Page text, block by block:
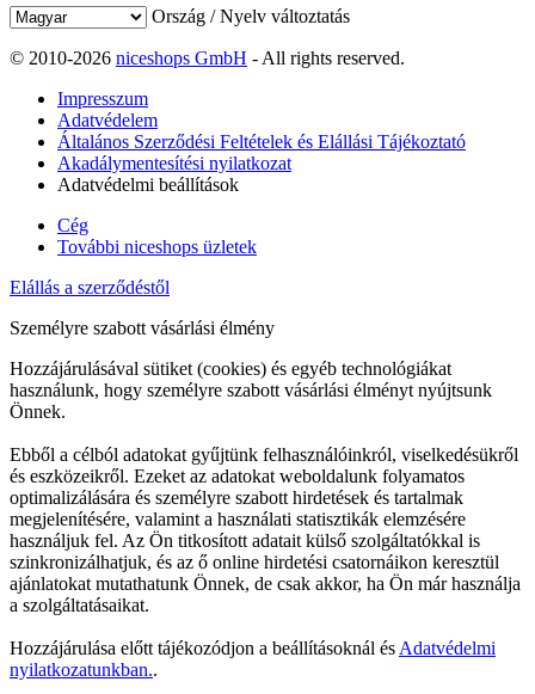
Ország / Nyelv változtatás
© 2010-2026 niceshops GmbH - All rights reserved.
Impresszum
Adatvédelem
Általános Szerződési Feltételek és Elállási Tájékoztató
Akadálymentesítési nyilatkozat
Adatvédelmi beállítások
Cég
További niceshops üzletek
Elállás a szerződéstől
Személyre szabott vásárlási élmény
Hozzájárulásával sütiket (cookies) és egyéb technológiákat
használunk, hogy személyre szabott vásárlási élményt nyújtsunk
Önnek.
Ebből a célból adatokat gyűjtünk felhasználóinkról, viselkedésükről
és eszközeikről. Ezeket az adatokat weboldalunk folyamatos
optimalizálására és személyre szabott hirdetések és tartalmak
megjelenítésére, valamint a használati statisztikák elemzésére
használjuk fel. Az Ön titkosított adatait külső szolgáltatókkal is
szinkronizálhatjuk, és az ő online hirdetési csatornáikon keresztül
ajánlatokat mutathatunk Önnek, de csak akkor, ha Ön már használja
a szolgáltatásaikat.
Hozzájárulása előtt tájékozódjon a beállításoknál és Adatvédelmi
nyilatkozatunkban..